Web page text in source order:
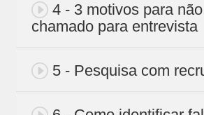
4 - 3 motivos para
chamado para entrevista
5 - Pesquisa com